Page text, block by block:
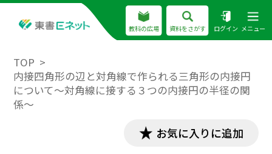
教科の広場 資料をさがす ログイン メニュー
TOP
内接四角形の辺と対角線で作られる三角形の内接円
について～対角線に接する３つの内接円の半径の関
係～
お気に入りに追加